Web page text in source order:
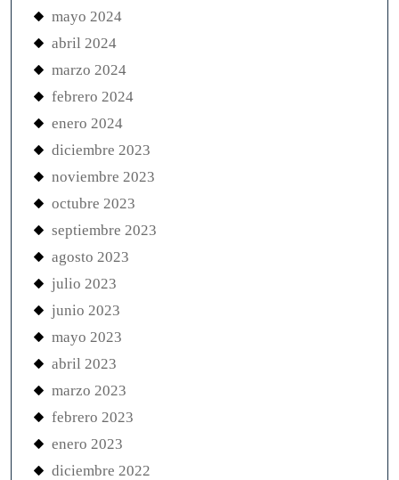
mayo 2024
abril 2024
marzo 2024
febrero 2024
enero 2024
diciembre 2023
noviembre 2023
octubre 2023
septiembre 2023
agosto 2023
julio 2023
junio 2023
mayo 2023
abril 2023
marzo 2023
febrero 2023
enero 2023
diciembre 2022